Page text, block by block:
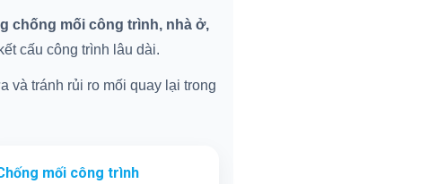
chống mối công trình, nhà ở,
cấu công trình lâu dài.
và tránh rủi ro mối quay lại trong
mối công trình